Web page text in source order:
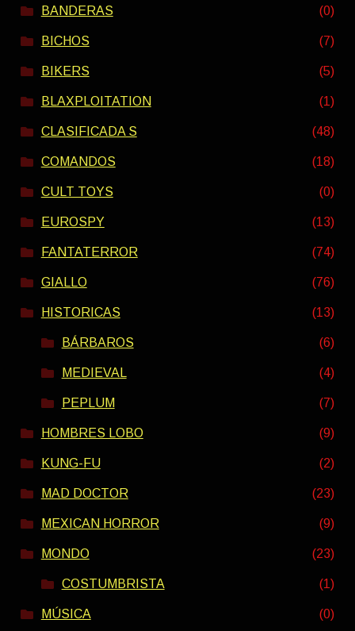
BANDERAS (0)
BICHOS (7)
BIKERS (5)
BLAXPLOITATION (1)
CLASIFICADA S (48)
COMANDOS (18)
CULT TOYS (0)
EUROSPY (13)
FANTATERROR (74)
GIALLO (76)
HISTORICAS (13)
BÁRBAROS (6)
MEDIEVAL (4)
PEPLUM (7)
HOMBRES LOBO (9)
KUNG-FU (2)
MAD DOCTOR (23)
MEXICAN HORROR (9)
MONDO (23)
COSTUMBRISTA (1)
MÚSICA (0)